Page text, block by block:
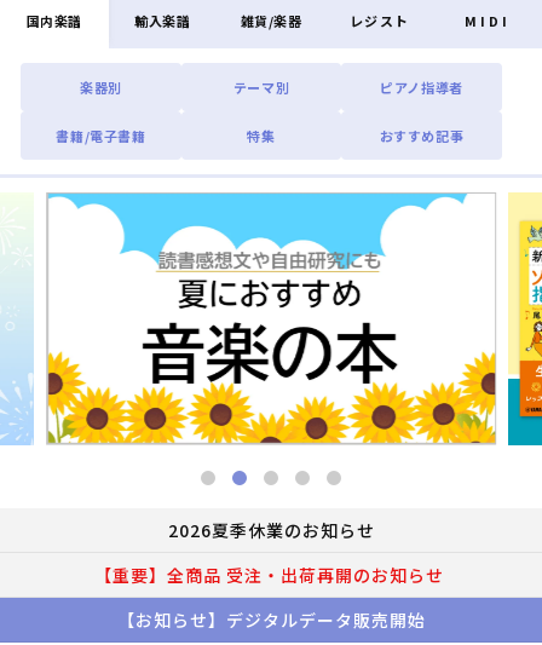
イ
ン
国内楽譜
楽器別 テーマ別 ピアノ指導者
書籍/電子書籍 特集 おすすめ記事
輸入楽譜 雑貨/楽器 レジスト MIDI
2026夏季休業のお知らせ
【重要】全商品 受注・出荷再開のお知らせ
【お知らせ】デジタルデータ販売開始